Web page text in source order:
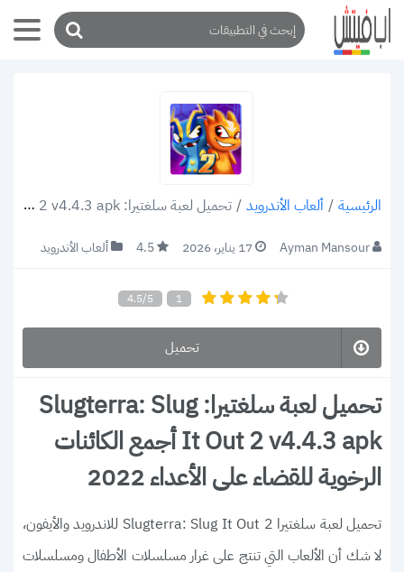
الرئيسية / ألعاب الأندرويد / تحميل لعبة سلغتيرا: Slugterra: Slug It Out 2 v4.4.3 apk أجمع الكائنات الرخوية للقضاء على الأعداء 2022
Ayman Mansour 17 يناير، 2026 4.5 ألعاب الأندرويد
4.5/5 1
تحميل
تحميل لعبة سلغتيرا: Slugterra: Slug
It Out 2 v4.4.3 apk أجمع الكائنات
الرخوية للقضاء على الأعداء 2022
تحميل لعبة سلغتيرا Slugterra: Slug It Out 2 للاندرويد والأيفون،
لا شك أن الألعاب التي تنتج على غرار مسلسلات الأطفال ومسلسلات